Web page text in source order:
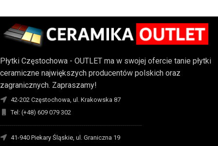
Płytki Częstochowa - OUTLET ma w swojej ofercie tanie płytki
ceramiczne największych producentów polskich oraz
zagranicznych. Zapraszamy!
42-202 Częstochowa, ul. Krakowska 87
Tel: (+48) 609 079 302
-------------------------------------------------------------------------
41-940 Piekary Śląskie, ul. Graniczna 19